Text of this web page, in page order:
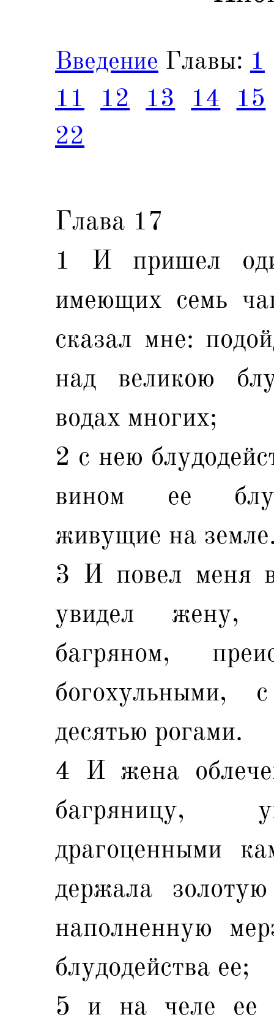
Введение Главы: 1
11
12 13 14
15
22
Глава 17
1 И пришел
имеющих семь
сказал мне:
над великою
водах многих;
2 с нею
вином ее
живущие на
3 И повел меня
увидел жену,
багряном,
десятью рогами.
4 И жена
багряницу,
драгоценными
держала
наполненную
блудодейства ее;
5 и на челе ее